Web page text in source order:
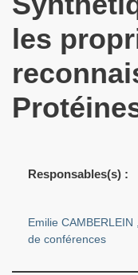
les
Responsables(s) :
Emilie CAMBERLEIN
de conférences